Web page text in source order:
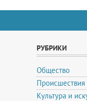
РУБРИКИ
Общество
Происшествия
Культура и